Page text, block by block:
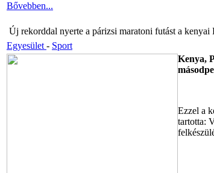
Bővebben...
Új rekorddal nyerte a párizsi maratoni futást a
Egyesület - Sport
Kenya,
Ezzel a
tartotta: